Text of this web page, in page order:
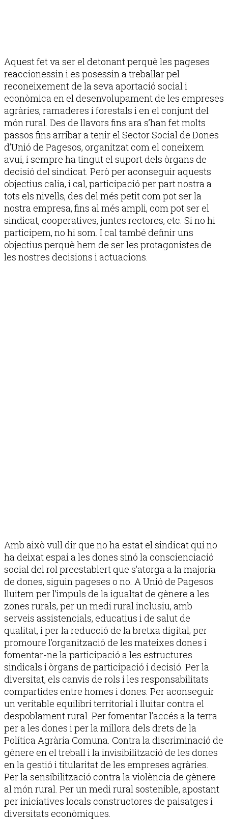
Aquest fet va ser el detonant perquè les pageses
reaccionessin i es posessin a treballar pel
reconeixement de la seva aportació social i
econòmica en el desenvolupament de les empreses
agràries, ramaderes i forestals i en el conjunt del
món rural. Des de llavors fins ara s’han fet molts
passos fins arribar a tenir el Sector Social de Dones
d’Unió de Pagesos, organitzat com el coneixem
avui, i sempre ha tingut el suport dels òrgans de
decisió del sindicat. Però per aconseguir aquests
objectius calia, i cal, participació per part nostra a
tots els nivells, des del més petit com pot ser la
nostra empresa, fins al més ampli, com pot ser el
sindicat, cooperatives, juntes rectores, etc. Si no hi
participem, no hi som. I cal també definir uns
objectius perquè hem de ser les protagonistes de
les nostres decisions i actuacions.
Amb això vull dir que no ha estat el sindicat qui no
ha deixat espai a les dones sinó la conscienciació
social del rol preestablert que s’atorga a la majoria
de dones, siguin pageses o no. A Unió de Pagesos
lluitem per l’impuls de la igualtat de gènere a les
zones rurals, per un medi rural inclusiu, amb
serveis assistencials, educatius i de salut de
qualitat, i per la reducció de la bretxa digital; per
promoure l’organització de les mateixes dones i
fomentar-ne la participació a les estructures
sindicals i òrgans de participació i decisió. Per la
diversitat, els canvis de rols i les responsabilitats
compartides entre homes i dones. Per aconseguir
un veritable equilibri territorial i lluitar contra el
despoblament rural. Per fomentar l’accés a la terra
per a les dones i per la millora dels drets de la
Política Agrària Comuna. Contra la discriminació de
gènere en el treball i la invisibilització de les dones
en la gestió i titularitat de les empreses agràries.
Per la sensibilització contra la violència de gènere
al món rural. Per un medi rural sostenible, apostant
per iniciatives locals constructores de paisatges i
diversitats econòmiques.